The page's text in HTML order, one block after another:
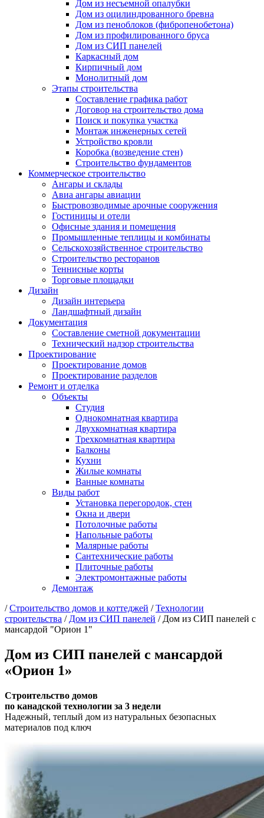
Дом из несъемной опалубки
Дом из оцилиндрованного бревна
Дом из пеноблоков (фибропенобетона)
Дом из профилированного бруса
Дом из СИП панелей
Каркасный дом
Кирпичный дом
Монолитный дом
Этапы строительства
Составление графика работ
Договор на строительство дома
Поиск и покупка участка
Монтаж инженерных сетей
Устройство кровли
Коробка (возведение стен)
Строительство фундаментов
Коммерческое строительство
Ангары и склады
Авиа ангары авиации
Быстровозводимые арочные сооружения
Гостиницы и отели
Офисные здания и помещения
Промышленные теплицы и комбинаты
Сельскохозяйственное строительство
Строительство ресторанов
Теннисные корты
Торговые площадки
Дизайн
Дизайн интерьера
Ландшафтный дизайн
Документация
Составление сметной документации
Технический надзор строительства
Проектирование
Проектирование домов
Проектирование разделов
Ремонт и отделка
Объекты
Студия
Однокомнатная квартира
Двухкомнатная квартира
Трехкомнатная квартира
Балконы
Кухни
Жилые комнаты
Ванные комнаты
Виды работ
Установка перегородок, стен
Окна и двери
Потолочные работы
Напольные работы
Малярные работы
Сантехнические работы
Плиточные работы
Электромонтажные работы
Демонтаж
/Cтроительство домов и коттеджей /Технологии
строительства / Дом из СИП панелей / Дом из СИП панелей с
мансардой "Орион 1"
Дом из СИП панелей с мансардой
«Орион 1»
Строительство домов
по канадской технологии за 3 недели
Надежный, теплый дом из натуральных безопасных
материалов под ключ